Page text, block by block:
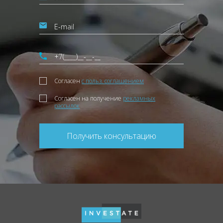
Согласен с польз. соглашением
Согласен на получение рекламных
рассылок
Получить консультацию